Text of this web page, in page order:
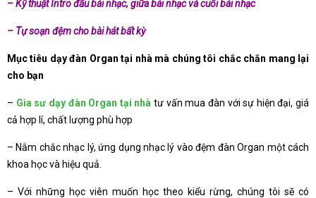
– Kỹ thuật Intro đầu bài nhạc, giữa bài nhạc và cuối bài nhạc
– Tự soạn đệm cho bài hát bất kỳ
Mục tiêu dạy đàn Organ tại nhà mà chúng tôi chắc chắn mang lại
cho bạn
– Gia sư dạy đàn Organ tại nhà tư vấn mua đàn với sự hiện đại, giá
cả hợp lí, chất lượng phù hợp
– Nắm chắc nhạc lý, ứng dụng nhạc lý vào đệm đàn Organ một cách
khoa học và hiệu quả.
– Với những học viên muốn học theo kiểu rừng, chúng tôi sẽ có